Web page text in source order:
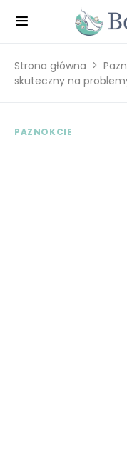
Strona główna
skuteczny na
PAZNOKCIE